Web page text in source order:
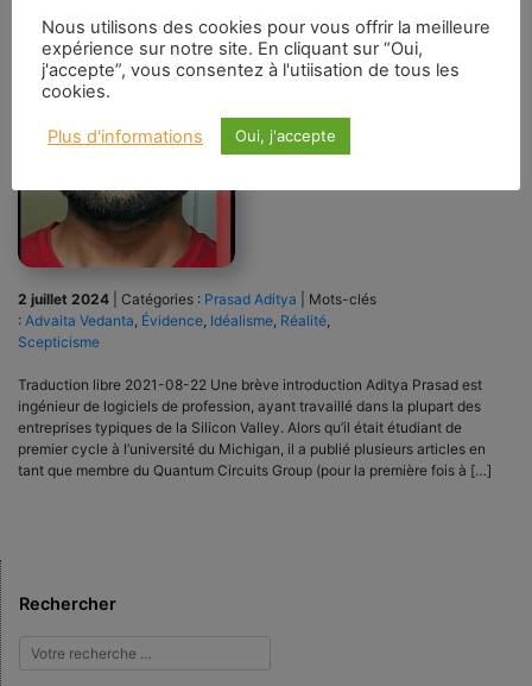
2 juillet 2024 Catégories : Prasad Aditya
Mots-clés
: Advaita Vedanta, Évidence, Idéalisme, Réalité,
Scepticisme
Traduction libre 2021-08-22 Une brève introduction Aditya Prasad est
ingénieur de logiciels de profession, ayant travaillé dans la plupart des
entreprises typiques de la Silicon Valley. Alors qu’il était étudiant de
premier cycle à l’université du Michigan, il a publié plusieurs articles en
tant que membre du Quantum Circuits Group (pour la première fois à […]
Rechercher
Nous utilisons des cookies pour vous offrir la meilleure
expérience sur notre site. En cliquant sur “Oui,
j'accepte”, vous consentez à l'utiisation de tous les
cookies.
Plus d'informations Oui, j'accepte